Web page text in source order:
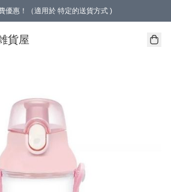
優惠！（適用於 特定的送貨方式 )
貨屋